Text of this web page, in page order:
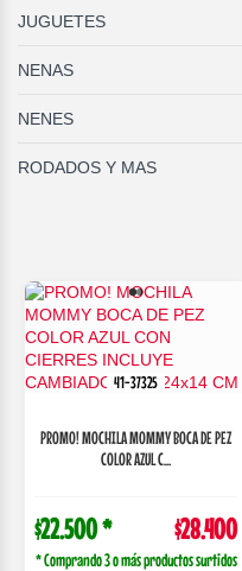
JUGUETES
NENAS
NENES
RODADOS Y MAS
41-37325
PROMO! MOCHILA MOMMY BOCA DE PEZ
COLOR AZUL C...
$22.500 * $28.400
* Comprando 3 o más productos surtidos